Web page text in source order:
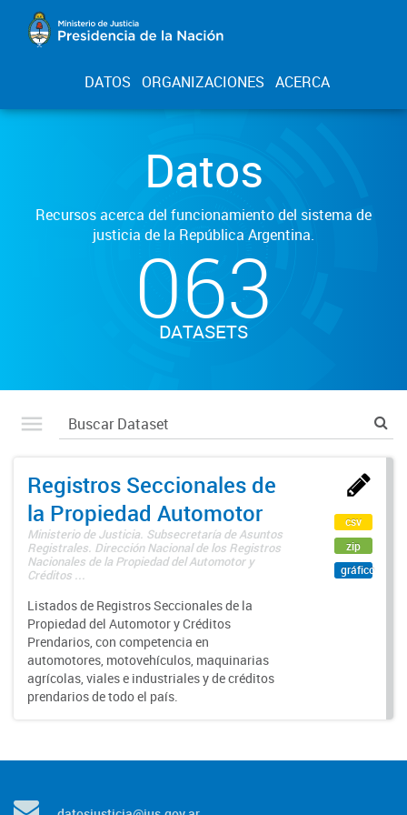
DATOS ORGANIZACIONES ACERCA
Datos
Recursos acerca del funcionamiento del sistema de
justicia de la República Argentina.
063
DATASETS
Registros Seccionales de
la Propiedad Automotor
Ministerio de Justicia. Subsecretaría de Asuntos
Registrales. Dirección Nacional de los Registros
Nacionales de la Propiedad del Automotor y
Créditos ...
Listados de Registros Seccionales de la
Propiedad del Automotor y Créditos
Prendarios, con competencia en
automotores, motovehículos, maquinarias
agrícolas, viales e industriales y de créditos
prendarios de todo el país.
csv
zip
gráfico